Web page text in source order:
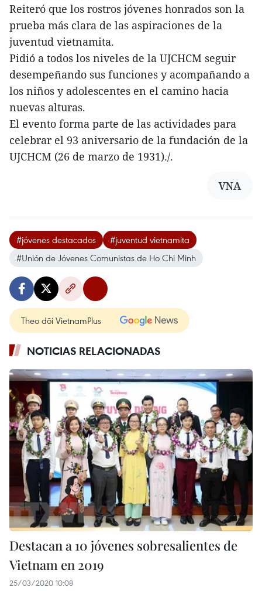
Reiteró que los rostros jóvenes honrados son la
prueba más clara de las aspiraciones de la
juventud vietnamita.
Pidió a todos los niveles de la UJCHCM seguir
desempeñando sus funciones y acompañando a
los niños y adolescentes en el camino hacia
nuevas alturas.
El evento forma parte de las actividades para
celebrar el 93 aniversario de la fundación de la
UJCHCM (26 de marzo de 1931)./.
VNA
#jóvenes destacados
#juventud vietnamita
#Unión de Jóvenes Comunistas de Ho Chi Minh
Theo dõi VietnamPlus
NOTICIAS RELACIONADAS
Destacan a 10 jóvenes sobresalientes de
Vietnam en 2019
25/03/2020 10:08